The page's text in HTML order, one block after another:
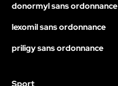
donormyl sans ordonnance
lexomil sans ordonnance
priligy sans ordonnance
Sport